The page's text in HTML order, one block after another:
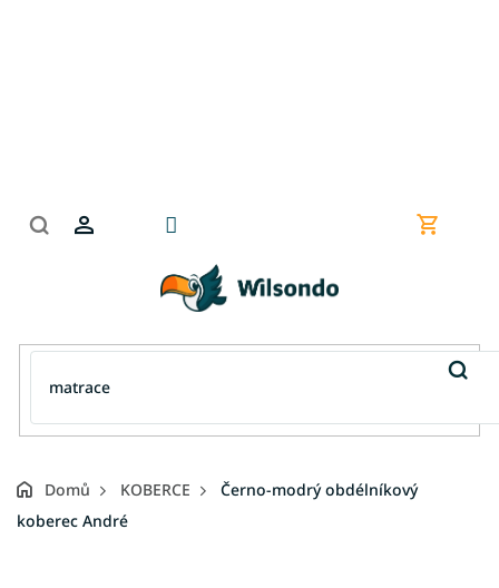
Nákupní
Domů KOBERCE
Černo-modrý obdélníkový
koberec André